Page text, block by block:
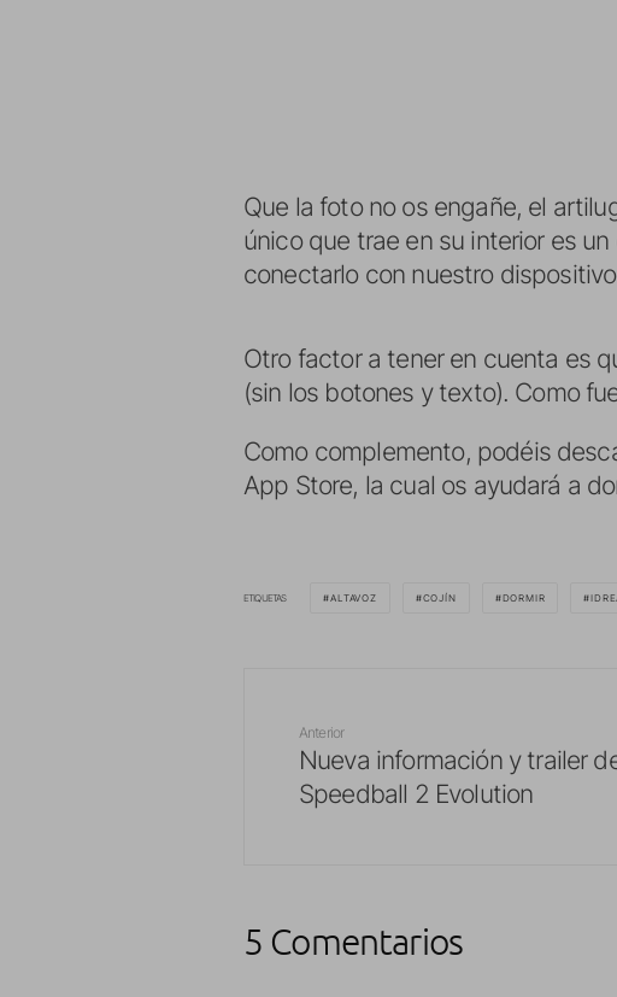
Que la foto no os engañe, el
único que trae en su interior es
conectarlo con nuestro
Otro factor a tener en cuenta es
(sin los botones y texto). Como
Como complemento, podéis
App Store, la cual os ayudará a
ETIQUETAS ALTAVOZ COJÍN DORMIR
Anterior
Nueva información y trailer
Speedball 2 Evolution
5 Comentarios